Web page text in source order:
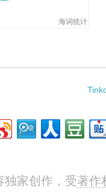
海词统计
独家创作，受著作